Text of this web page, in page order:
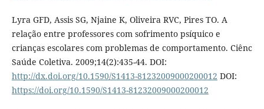
Lyra GFD, Assis SG, Njaine K, Oliveira RVC, Pires TO. A
relação entre professores com sofrimento psíquico e
crianças escolares com problemas de comportamento. Ciênc
Saúde Coletiva. 2009;14(2):435-44. DOI:
http://dx.doi.org/10.1590/S1413-81232009000200012 DOI:
https://doi.org/10.1590/S1413-81232009000200012